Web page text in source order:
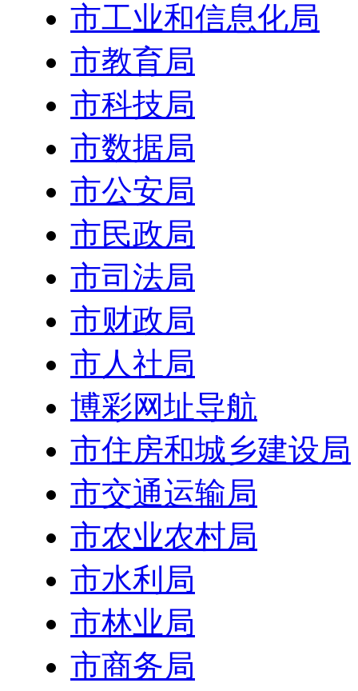
市工业和信息化局
市教育局
市科技局
市数据局
市公安局
市民政局
市司法局
市财政局
市人社局
博彩网址导航
市住房和城乡建设局
市交通运输局
市农业农村局
市水利局
市林业局
市商务局